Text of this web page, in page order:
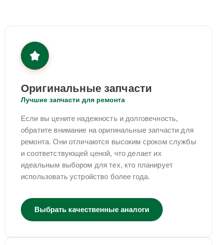
Оригинальные запчасти
Лучшие запчасти для ремонта
Если вы цените надежность и долговечность,
обратите внимание на оригинальные запчасти для
ремонта. Они отличаются высоким сроком службы
и соответствующей ценой, что делает их
идеальным выбором для тех, кто планирует
использовать устройство более года.
Выбрать качественные аналоги